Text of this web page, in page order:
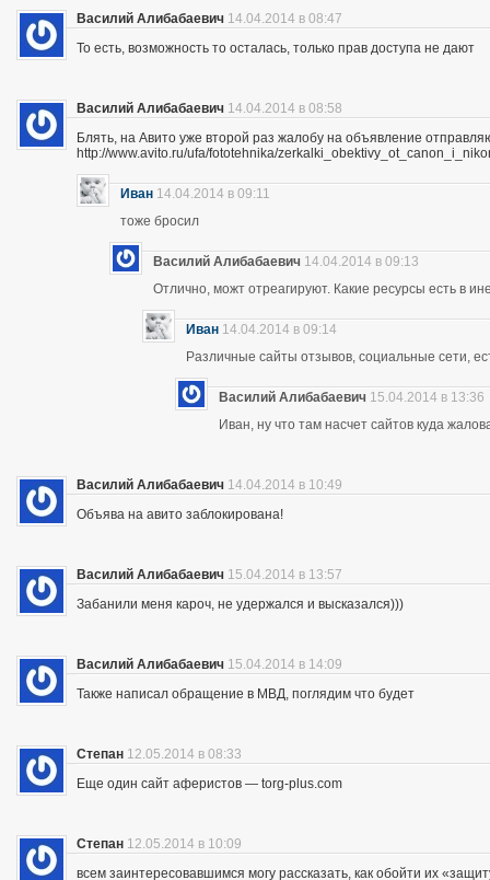
Василий Алибабаевич 14.04.2014 в 08:47
То есть, возможность то осталась, только прав доступа не дают
Василий Алибабаевич 14.04.2014 в 08:58
Блять, на Авито уже второй раз жалобу на объявление
http://www.avito.ru/ufa/fototehnika/
Иван 14.04.2014 в 09:11
тоже бросил
Василий Алибабаевич 14.04.2014 в 09:13
Отлично, можт отреагируют. Какие ресурсы есть в
Иван 14.04.2014 в 09:14
Различные сайты отзывов, социальные сети,
Василий Алибабаевич 15.04.2014 в 13:36
Иван, ну что там насчет сайтов куда
Василий Алибабаевич 14.04.2014 в 10:49
Объява на авито заблокирована!
Василий Алибабаевич 15.04.2014 в 13:57
Забанили меня кароч, не удержался и высказался)))
Василий Алибабаевич 15.04.2014 в 14:09
Также написал обращение в МВД, поглядим что будет
Степан 12.05.2014 в 08:33
Еще один сайт аферистов — torg-plus.com
Степан 12.05.2014 в 10:09
всем заинтересовавшимся могу рассказать, как обойти их